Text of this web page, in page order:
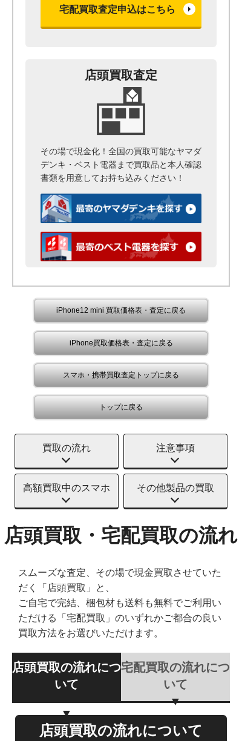
宅配買取査定申込はこちら
店頭買取査定
その場で現金化！全国の買取可能なヤマダ
デンキ・ベスト電器まで買取品と本人確認
書類を用意してお持ち込みください！
iPhone12 mini 買取価格表・査定に戻る
iPhone買取価格表・査定に戻る
スマホ・携帯買取査定トップに戻る
トップに戻る
買取の流れ 注意事項
高額買取中のスマホ その他製品の買取
店頭買取・宅配買取の流れ
スムーズな査定、その場で現金買取させていた
だく「店頭買取」と、
ご自宅で完結、梱包材も送料も無料でご利用い
ただける「宅配買取」のいずれかご都合の良い
買取方法をお選びいただけます。
店頭買取の流れにつ
いて
宅配買取の流れにつ
いて
店頭買取の流れについて